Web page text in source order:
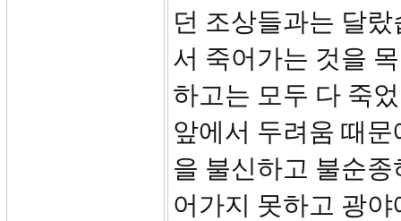
던 조상들과는 달
서 죽어가는 것을
하고는 모두 다 죽
앞에서 두려움 때
을 불신하고 불순
어가지 못하고 광